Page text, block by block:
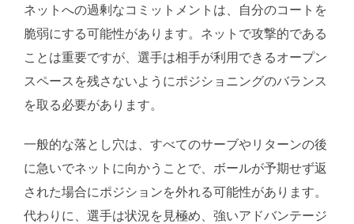
ネットへの過剰なコミットメントは、自分のコートを
脆弱にする可能性があります。ネットで攻撃的である
ことは重要ですが、選手は相手が利用できるオープン
スペースを残さないようにポジショニングのバランス
を取る必要があります。
一般的な落とし穴は、すべてのサーブやリターンの後
に急いでネットに向かうことで、ボールが予期せず返
された場合にポジションを外れる可能性があります。
代わりに、選手は状況を見極め、強いアドバンテージ